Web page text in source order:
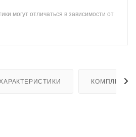
могут отличаться в зависимости от